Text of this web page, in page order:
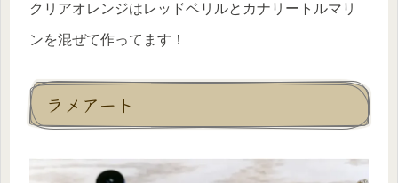
クリアオレンジはレッドベリルとカナリートルマリ
ンを混ぜて作ってます！
ラメアート